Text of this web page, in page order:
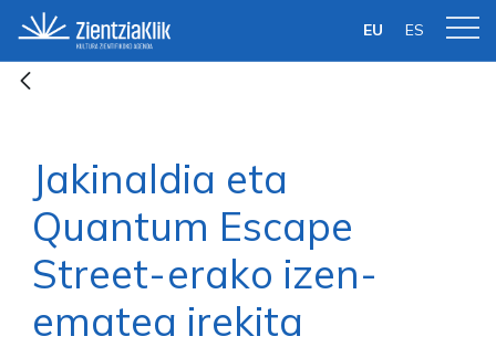
Eduki nagusira joan
EU ES
Jakinaldia eta
Quantum Escape
Street-erako izen-
ematea irekita